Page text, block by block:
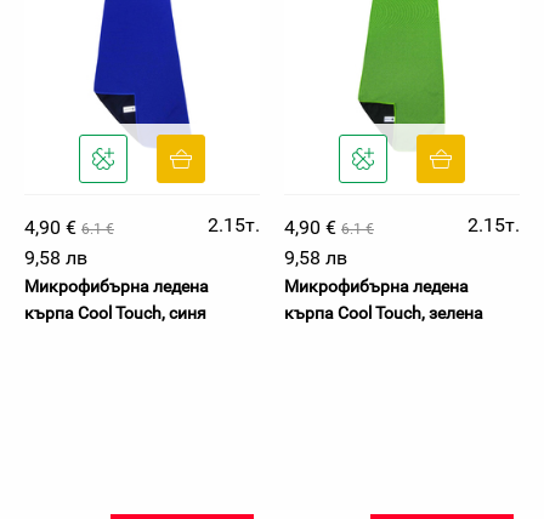
4,90 € 6.1 €
2.15т.
9,58 лв
Микрофибърна ледена
кърпа Cool Touch, синя
4,90 € 6.1 €
2.15т.
9,58 лв
Микрофибърна ледена
кърпа Cool Touch, зелена